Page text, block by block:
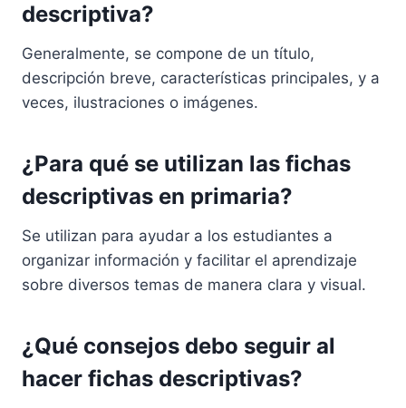
descriptiva?
Generalmente, se compone de un título,
descripción breve, características principales, y a
veces, ilustraciones o imágenes.
¿Para qué se utilizan las fichas
descriptivas en primaria?
Se utilizan para ayudar a los estudiantes a
organizar información y facilitar el aprendizaje
sobre diversos temas de manera clara y visual.
¿Qué consejos debo seguir al
hacer fichas descriptivas?